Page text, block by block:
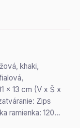
khaki,
x 13 cm (V x Š x
Zips
ramienka: 120…